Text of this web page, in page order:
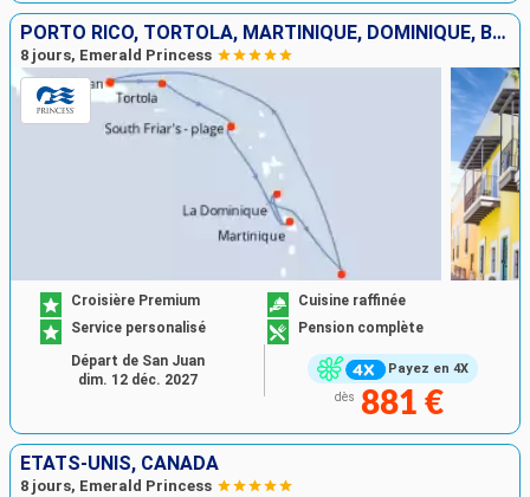
PORTO RICO, TORTOLA, MARTINIQUE, DOMINIQUE, BARBADE
8 jours, Emerald Princess
Payez en 4X
Croisière Premium
Cuisine raffinée
Service personalisé
Pension complète
dès 881 €
Départ de San Juan
dim. 12 déc. 2027
ÉTATS-UNIS, CANADA
8 jours, Emerald Princess